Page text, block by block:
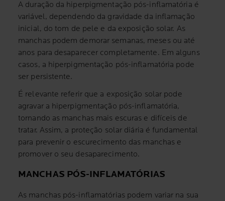
A duração da hiperpigmentação pós-inflamatória é
variável, dependendo da gravidade da inflamação
inicial, do tom de pele e da exposição solar. As
manchas podem demorar semanas, meses ou até
anos para desaparecer completamente. Em alguns
casos, a hiperpigmentação pós-inflamatória pode
ser persistente.
É relevante referir que a exposição solar pode
agravar a hiperpigmentação pós-inflamatória,
tornando as manchas mais escuras e difíceis de
tratar. Assim, a proteção solar diária é fundamental
para prevenir o escurecimento das manchas e
promover o seu desaparecimento.
MANCHAS PÓS-INFLAMATÓRIAS
As manchas pós-inflamatórias podem variar na sua